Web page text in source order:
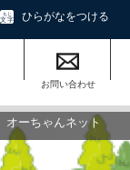
ひらがなをつける
お問い合わせ
オーちゃんネット